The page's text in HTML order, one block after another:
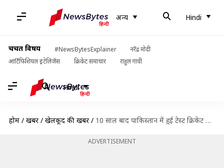
अन्य Hindi
चर्चित विषय #NewsBytesExplainer
नरेंद्र मोदी
आर्टिफिशियल इंटेलिजेंस
क्रिकेट समाचार राहुल गांधी
Hindi
होम / खबरें / खेलकूद की खबरें / 10 साल बाद पाकिस्तान में हुई टेस्ट क्रिकेट की वापसी, श्रीलंका के साथ होगी सीरीज़
ADVERTISEMENT